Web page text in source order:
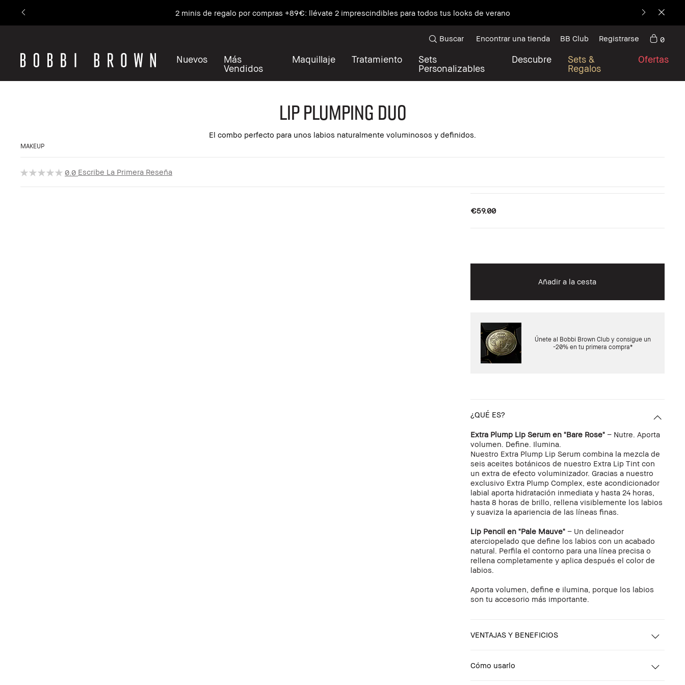
2 minis de regalo por compras +89€: llévate 2 imprescindibles para todos tus looks de verano
Nuevos
Más
Vendidos
Maquillaje Tratamiento
Sets
Personalizables
Descubre
Sets &
Regalos
Ofertas
Buscar Encontrar una tienda BB Club Registrarse 0
Lip Plumping Duo
El combo perfecto para unos labios naturalmente voluminosos y definidos.
MAKEUP
0.0 Escribe La Primera Reseña
€59.00
Añadir a la cesta
Únete al Bobbi Brown Club y consigue un
-20% en tu primera compra*
¿QUÉ ES?
Extra Plump Lip Serum en "Bare Rose"– Nutre. Aporta
volumen. Define. Ilumina.
Nuestro Extra Plump Lip Serum combina la mezcla de
seis aceites botánicos de nuestro Extra Lip Tint con
un extra de efecto voluminizador. Gracias a nuestro
exclusivo Extra Plump Complex, este acondicionador
labial aporta hidratación inmediata y hasta 24 horas,
hasta 8 horas de brillo, rellena visiblemente los labios
y suaviza la apariencia de las líneas finas.
Lip Pencil en "Pale Mauve"– Un delineador
aterciopelado que define los labios con un acabado
natural. Perfila el contorno para una línea precisa o
rellena completamente y aplica después el color de
labios.
Aporta volumen, define e ilumina, porque los labios
son tu accesorio más importante.
VENTAJAS Y BENEFICIOS
Cómo usarlo